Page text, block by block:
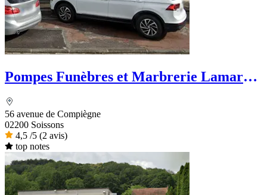
Pompes Funèbres et Marbrerie Lamarre
56 avenue de Compiègne
02200 Soissons
4,5 /5 (2 avis)
top notes